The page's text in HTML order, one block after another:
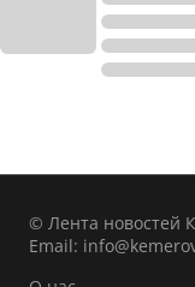
© Лента новостей
Email: